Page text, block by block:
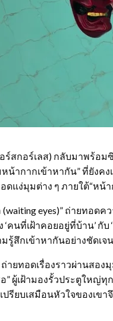
อร์สกอร์เลส) กลับมาพร้อ
น้ากากเข้าหากัน” ที่ยังคง
ดแง่มุมต่าง ๆ ภายใต้“หน้
(waiting eyes)” ถ่ายทอด
‘คนที่เฝ้าคอยอยู่ที่บ้าน’
รู้สึกเข้าหากันอย่างชัดเจน
ายทอดเรื่องราวผ่านสอง
” ผู้เฝ้ามองรั้วประตูใหญ่
ปรียบเสมือนหัวใจของเข